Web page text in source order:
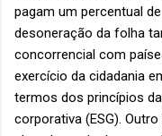
pagam um percentual
desoneração da folha
concorrencial com
exercício da cidadania
termos dos princípios
corporativa (ESG).